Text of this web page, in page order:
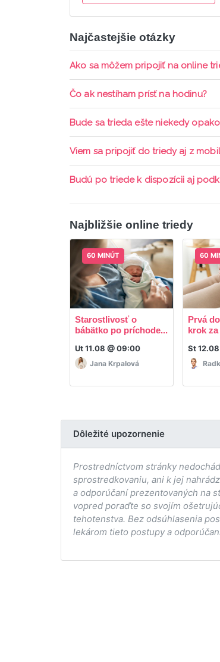
Najčastejšie otázky
Ako sa môžem pripojiť na online
Pripojenie do online triedy
Čo ak nestíham prísť na hodinu?
Každá trieda sa nahráva a je k
Bude sa trieda ešte niekedy
Triedy sa priebežne opakujú,
Viem sa pripojiť do triedy aj z
Áno, pripojenie do triedy je
Budú po triede k dispozícii aj
Áno, po skončení triedy
Najbližšie online triedy
60 MINÚT
Starostlivosť o
bábätko po príchode...
Ut 11.08 @ 09:00
Jana Krpalová
60
Prvá
krok
St
Dôležité upozornenie
Prostredníctvom stránky
sprostredkovaniu, ani k jej
a odporúčaní prezentovaných na
vopred poraďte so svojím
tehotenstva. Bez odsúhlasenia
lekárom tieto postupy a